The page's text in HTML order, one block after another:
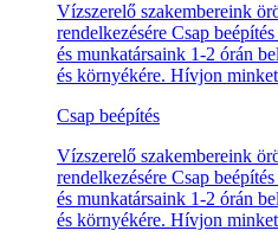
Vízszerelő szakembereink
rendelkezésére Csap
és munkatársaink 1-2 órán
és környékére. Hívjon
Csap beépítés
Vízszerelő szakembereink
rendelkezésére Csap
és munkatársaink 1-2 órán
és környékére. Hívjon